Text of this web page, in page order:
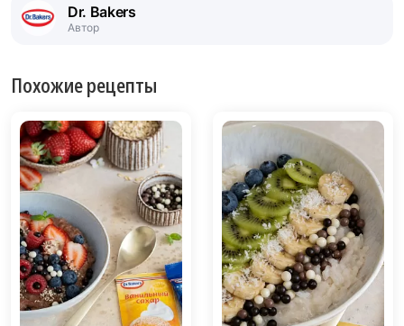
Dr. Bakers
Автор
Похожие рецепты